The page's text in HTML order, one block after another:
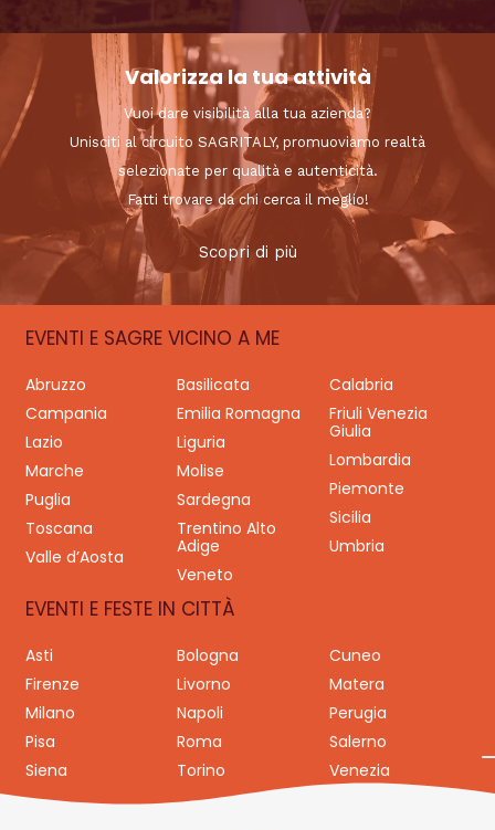
Valorizza la tua attività
Vuoi dare visibilità alla tua azienda?
Unisciti al circuito SAGRITALY, promuoviamo realtà
selezionate per qualità e autenticità.
Fatti trovare da chi cerca il meglio!
Scopri di più
EVENTI E SAGRE VICINO A ME
Abruzzo Basilicata
Calabria
Campania
Emilia Romagna
Friuli Venezia
Giulia
Lazio
Liguria
Lombardia
Marche
Molise
Piemonte
Puglia
Sardegna
Sicilia
Toscana
Trentino Alto
Adige
Umbria
Valle d’Aosta
Veneto
EVENTI E FESTE IN CITTÀ
Asti Bologna
Cuneo
Firenze
Livorno
Matera
Milano
Napoli
Perugia
Pisa
Roma
Salerno
Siena
Torino Venezia